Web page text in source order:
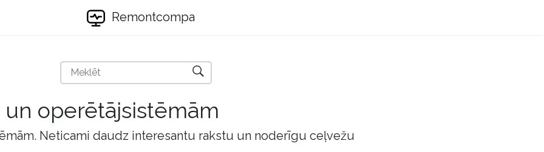
Remontcompa
operētājsistēmām
Neticami daudz interesantu rakstu un noderīgu ceļvežu